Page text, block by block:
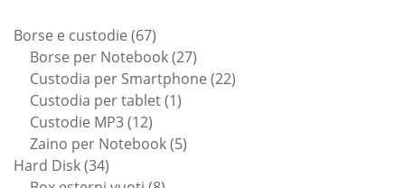
Borse e custodie 6767
prodotti
Borse per Notebook 2727
prodotti
Custodia per Smartphone 2222
Custodia per tablet 11
Custodie MP3 1212
prodotti
Zaino per Notebook 55
Hard Disk 3434